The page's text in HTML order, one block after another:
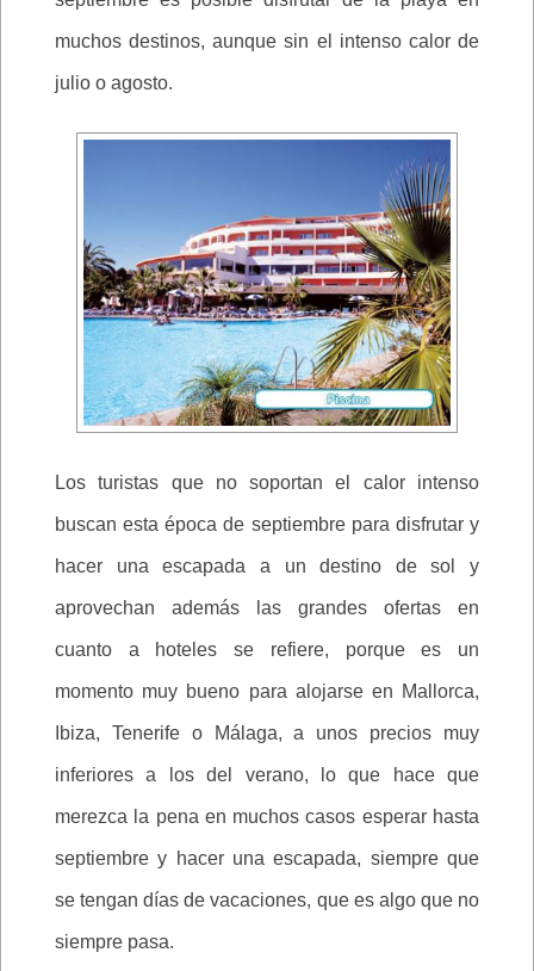
muchos destinos, aunque sin el intenso calor de
julio o agosto.
Los turistas que no soportan el calor intenso
buscan esta época de septiembre para disfrutar y
hacer una escapada a un destino de sol y
aprovechan además las grandes ofertas en
cuanto a hoteles se refiere, porque es un
momento muy bueno para alojarse en Mallorca,
Ibiza, Tenerife o Málaga, a unos precios muy
inferiores a los del verano, lo que hace que
merezca la pena en muchos casos esperar hasta
septiembre y hacer una escapada, siempre que
se tengan días de vacaciones, que es algo que no
siempre pasa.